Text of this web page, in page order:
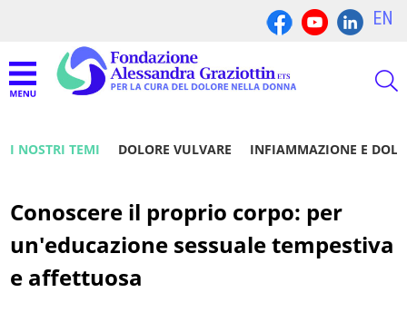
EN
I NOSTRI TEMI DOLORE VULVARE INFIAMMAZIONE E
Conoscere il proprio corpo: per
un'educazione sessuale tempestiva
e affettuosa